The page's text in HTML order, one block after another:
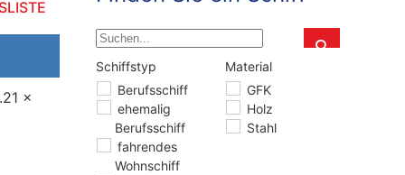
x
Schiffstyp
Schiffstyp
Berufsschiff
ehemalig
Berufsschiff
fahrendes
Wohnschiff
Material
Material
GFK
Holz
Stahl